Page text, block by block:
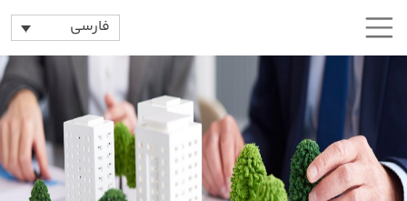
فارسی